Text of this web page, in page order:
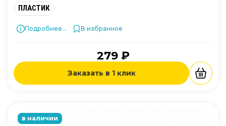
ПЛАСТИК
Подробнее... В избранное
279 ₽
Заказать в 1 клик
в наличии